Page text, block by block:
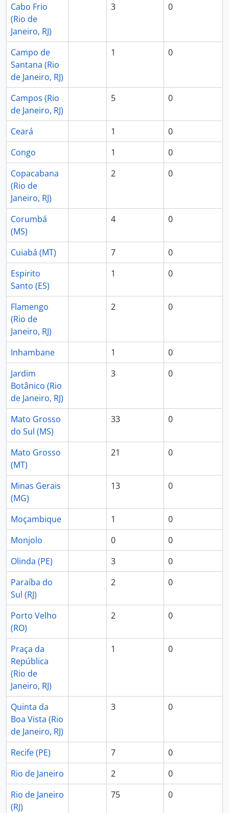
Cabo Frio
(Rio de
Janeiro, RJ)
3 0
Campo de
Santana (Rio
de Janeiro, RJ)
1 0
Campos (Rio
de Janeiro, RJ)
5 0
Ceará 1
0
Congo
1
0
Copacabana
(Rio de
Janeiro, RJ)
2 0
Corumbá
(MS)
4 0
Cuiabá (MT) 7
0
Espirito
Santo (ES)
1 0
Flamengo
(Rio de
Janeiro, RJ)
2 0
Inhambane 1
0
Jardim
Botânico (Rio
de Janeiro, RJ)
3 0
Mato Grosso
do Sul (MS)
33 0
Mato Grosso
(MT)
21 0
Minas Gerais
(MG)
13 0
Moçambique 1
0
Monjolo
0
0
Olinda (PE)
3
0
Paraíba do
Sul (RJ)
2 0
Porto Velho
(RO)
2 0
Praça da
República
(Rio de
Janeiro, RJ)
1 0
Quinta da
Boa Vista (Rio
de Janeiro, RJ)
3 0
Recife (PE) 7
0
Rio de Janeiro
2
0
Rio de Janeiro
(RJ)
75 0